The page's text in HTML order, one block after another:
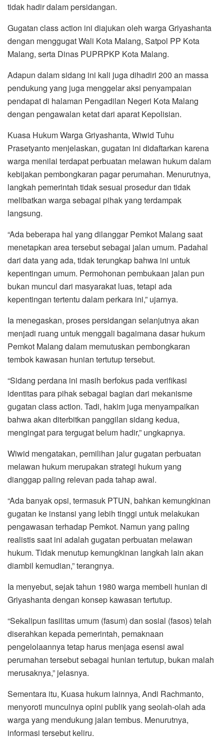
tidak hadir dalam persidangan.
Gugatan class action ini diajukan oleh warga Griyashanta
dengan menggugat Wali Kota Malang, Satpol PP Kota
Malang, serta Dinas PUPRPKP Kota Malang.
Adapun dalam sidang ini kali juga dihadiri 200 an massa
pendukung yang juga menggelar aksi penyampaian
pendapat di halaman Pengadilan Negeri Kota Malang
dengan pengawalan ketat dari aparat Kepolisian.
Kuasa Hukum Warga Griyashanta, Wiwid Tuhu
Prasetyanto menjelaskan, gugatan ini didaftarkan karena
warga menilai terdapat perbuatan melawan hukum dalam
kebijakan pembongkaran pagar perumahan. Menurutnya,
langkah pemerintah tidak sesuai prosedur dan tidak
melibatkan warga sebagai pihak yang terdampak
langsung.
“Ada beberapa hal yang dilanggar Pemkot Malang saat
menetapkan area tersebut sebagai jalan umum. Padahal
dari data yang ada, tidak terungkap bahwa ini untuk
kepentingan umum. Permohonan pembukaan jalan pun
bukan muncul dari masyarakat luas, tetapi ada
kepentingan tertentu dalam perkara ini,” ujarnya.
Ia menegaskan, proses persidangan selanjutnya akan
menjadi ruang untuk menggali bagaimana dasar hukum
Pemkot Malang dalam memutuskan pembongkaran
tembok kawasan hunian tertutup tersebut.
“Sidang perdana ini masih berfokus pada verifikasi
identitas para pihak sebagai bagian dari mekanisme
gugatan class action. Tadi, hakim juga menyampaikan
bahwa akan diterbitkan panggilan sidang kedua,
mengingat para tergugat belum hadir,” ungkapnya.
Wiwid mengatakan, pemilihan jalur gugatan perbuatan
melawan hukum merupakan strategi hukum yang
dianggap paling relevan pada tahap awal.
“Ada banyak opsi, termasuk PTUN, bahkan kemungkinan
gugatan ke instansi yang lebih tinggi untuk melakukan
pengawasan terhadap Pemkot. Namun yang paling
realistis saat ini adalah gugatan perbuatan melawan
hukum. Tidak menutup kemungkinan langkah lain akan
diambil kemudian,” terangnya.
Ia menyebut, sejak tahun 1980 warga membeli hunian di
Griyashanta dengan konsep kawasan tertutup.
“Sekalipun fasilitas umum (fasum) dan sosial (fasos) telah
diserahkan kepada pemerintah, pemaknaan
pengelolaannya tetap harus menjaga esensi awal
perumahan tersebut sebagai hunian tertutup, bukan malah
merusaknya,” jelasnya.
Sementara itu, Kuasa hukum lainnya, Andi Rachmanto,
menyoroti munculnya opini publik yang seolah-olah ada
warga yang mendukung jalan tembus. Menurutnya,
informasi tersebut keliru.